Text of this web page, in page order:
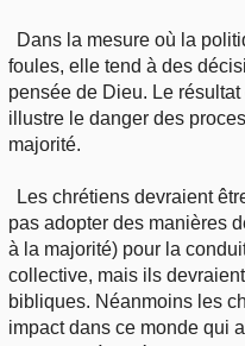
Dans la mesure où la
foules, elle tend à des
pensée de Dieu. Le
illustre le danger des
majorité.
Les chrétiens devraient
pas adopter des manières
à la majorité) pour la
collective, mais ils
bibliques. Néanmoins les
impact dans ce monde qui